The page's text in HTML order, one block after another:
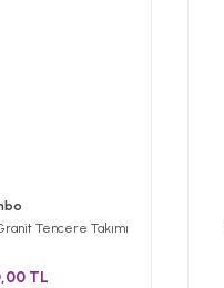
Tencere Takımı
TL